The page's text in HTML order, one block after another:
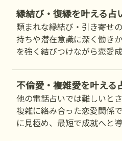
から絶大な信頼と成就実績
生をお探しの方は是非ご覧
縁結び・復縁を叶える占
類まれな縁結び・引き寄せ
持ちや潜在意識に深く働き
を強く結びつけながら恋愛
状況好転へ導くと評判の高
をランキング形式でご紹介
不倫愛・複雑愛を叶える
他の電話占いでは難しいと
複雑に絡み合った恋愛関係
に見極め、最短で成就へと